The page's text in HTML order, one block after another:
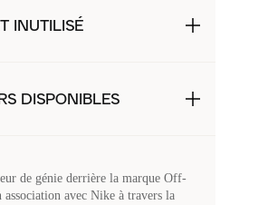
INUTILISÉ
DISPONIBLES
de génie derrière la marque Off-
avec Nike à travers la